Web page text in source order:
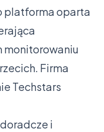
platforma oparta
monitorowaniu
Firma
Techstars
i